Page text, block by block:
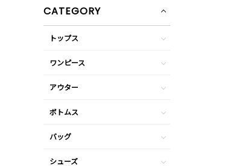
CATEGORY
トップス
ワンピース
アウター
ボトムス
バッグ
シューズ